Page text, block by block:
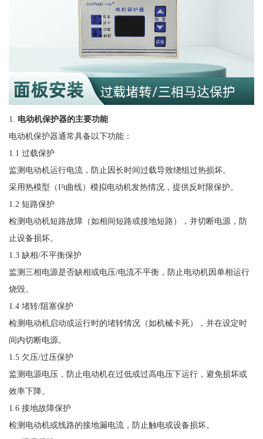
1. 电动机保护器的主要功能
电动机保护器通常具备以下功能：
1.1 过载保护
监测电动机运行电流，防止因长时间过载导致绕组过热损坏。
采用热模型（I²t曲线）模拟电动机发热情况，提供反时限保护。
1.2 短路保护
检测电动机短路故障（如相间短路或接地短路），并切断电源，防
止设备损坏。
1.3 缺相/不平衡保护
监测三相电源是否缺相或电压/电流不平衡，防止电动机因单相运行
烧毁。
1.4 堵转/阻塞保护
检测电动机启动或运行时的堵转情况（如机械卡死），并在设定时
间内切断电源。
1.5 欠压/过压保护
监测电源电压，防止电动机在过低或过高电压下运行，避免损坏或
效率下降。
1.6 接地故障保护
检测电动机或线路的接地漏电流，防止触电或设备损坏。